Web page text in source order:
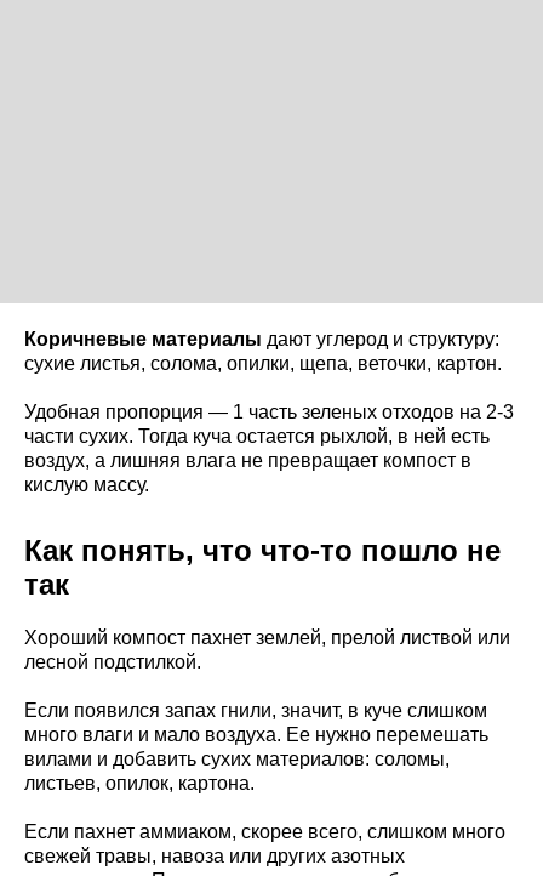
Коричневые материалы дают углерод и структуру:
сухие листья, солома, опилки, щепа, веточки, картон.
Удобная пропорция — 1 часть зеленых отходов на 2-3
части сухих. Тогда куча остается рыхлой, в ней есть
воздух, а лишняя влага не превращает компост в
кислую массу.
Как понять, что что-то пошло не
так
Хороший компост пахнет землей, прелой листвой или
лесной подстилкой.
Если появился запах гнили, значит, в куче слишком
много влаги и мало воздуха. Ее нужно перемешать
вилами и добавить сухих материалов: соломы,
листьев, опилок, картона.
Если пахнет аммиаком, скорее всего, слишком много
свежей травы, навоза или других азотных